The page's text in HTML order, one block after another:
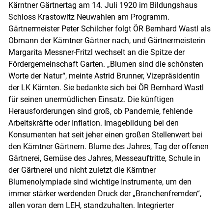
Kärntner Gärtnertag am 14. Juli 1920 im Bildungshaus
Schloss Krastowitz Neuwahlen am Programm.
Gärtnermeister Peter Schilcher folgt ÖR Bernhard Wastl als
Obmann der Kärntner Gärtner nach, und Gärtnermeisterin
Margarita Messner-Fritzl wechselt an die Spitze der
Fördergemeinschaft Garten. „Blumen sind die schönsten
Worte der Natur“, meinte Astrid Brunner, Vizepräsidentin
der LK Kärnten. Sie bedankte sich bei ÖR Bernhard Wastl
für seinen unermüdlichen Einsatz. Die künftigen
Herausforderungen sind groß, ob Pandemie, fehlende
Arbeitskräfte oder Inflation. Imagebildung bei den
Konsumenten hat seit jeher einen großen Stellenwert bei
den Kärntner Gärtnern. Blume des Jahres, Tag der offenen
Gärtnerei, Gemüse des Jahres, Messeauftritte, Schule in
der Gärtnerei und nicht zuletzt die Kärntner
Blumenolympiade sind wichtige Instrumente, um den
immer stärker werdenden Druck der „Branchenfremden“,
allen voran dem LEH, standzuhalten. Integrierter